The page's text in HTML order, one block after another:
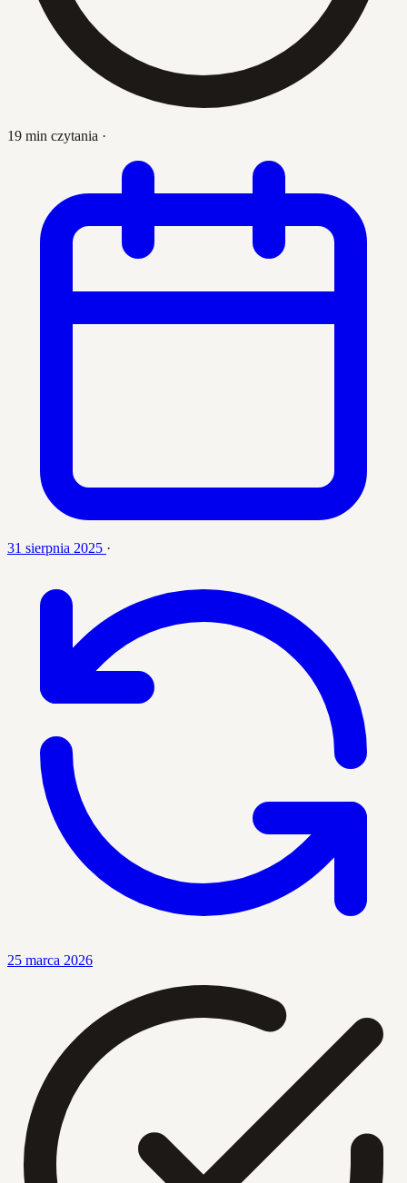
19 min czytania ·
31 sierpnia 2025 ·
25 marca 2026